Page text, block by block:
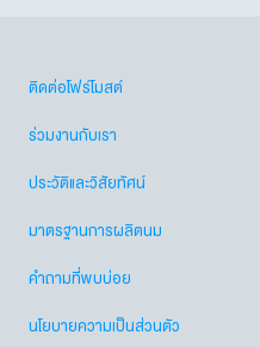
ติดต่อโฟร์โมสต์
ร่วมงานกับเรา
ประวัติและวิสัยทัศน์
มาตรฐานการผลิตนม
คำถามที่พบบ่อย
นโยบายความเป็นส่วนตัว